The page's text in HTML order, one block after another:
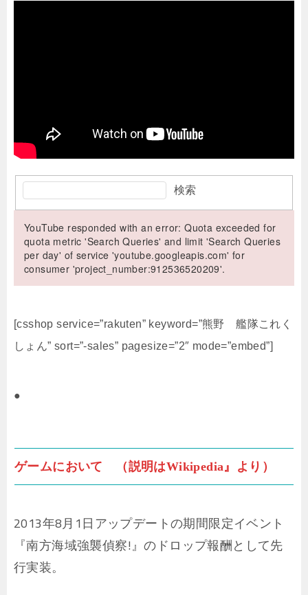
検索
YouTube responded with an error: Quota exceeded for
quota metric 'Search Queries' and limit 'Search Queries
per day' of service 'youtube.googleapis.com' for
consumer 'project_number:912536520209'.
[csshop service=”rakuten” keyword=”熊野 艦隊これく
しょん” sort=”-sales” pagesize=”2″ mode=”embed”]
●
ゲームにおいて （説明はWikipedia』より）
2013年8月1日アップデートの期間限定イベント
『南方海域強襲偵察!』のドロップ報酬として先
行実装。